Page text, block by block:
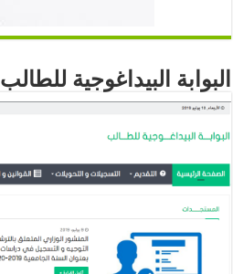
البوابة البيداغوجية للطالب